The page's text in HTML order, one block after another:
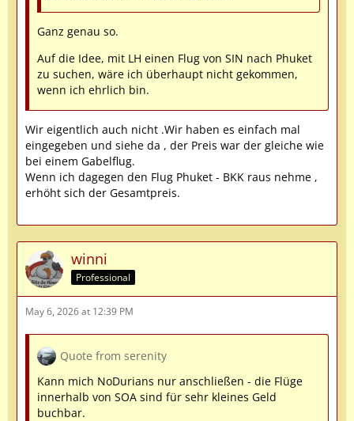
Ganz genau so.
Auf die Idee, mit LH einen Flug von SIN nach Phuket
zu suchen, wäre ich überhaupt nicht gekommen,
wenn ich ehrlich bin.
Wir eigentlich auch nicht .Wir haben es einfach mal
eingegeben und siehe da , der Preis war der gleiche wie
bei einem Gabelflug.
Wenn ich dagegen den Flug Phuket - BKK raus nehme ,
erhöht sich der Gesamtpreis.
winni
Professional
May 6, 2026 at 12:39 PM
Quote from serenity
Kann mich NoDurians nur anschließen - die Flüge
innerhalb von SOA sind für sehr kleines Geld
buchbar.